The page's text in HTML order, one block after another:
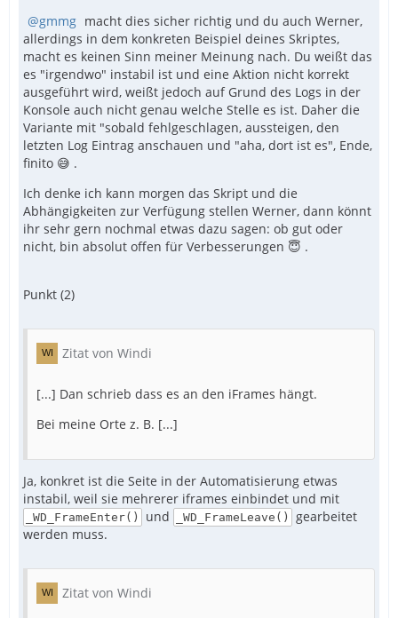
gmmg macht dies sicher richtig und du auch Werner,
allerdings in dem konkreten Beispiel deines Skriptes,
macht es keinen Sinn meiner Meinung nach. Du weißt das
es "irgendwo" instabil ist und eine Aktion nicht korrekt
ausgeführt wird, weißt jedoch auf Grund des Logs in der
Konsole auch nicht genau welche Stelle es ist. Daher die
Variante mit "sobald fehlgeschlagen, aussteigen, den
letzten Log Eintrag anschauen und "aha, dort ist es", Ende,
finito 😅 .
Ich denke ich kann morgen das Skript und die
Abhängigkeiten zur Verfügung stellen Werner, dann könnt
ihr sehr gern nochmal etwas dazu sagen: ob gut oder
nicht, bin absolut offen für Verbesserungen 😇 .
Punkt (2)
Zitat von Windi
[...] Dan schrieb dass es an den iFrames hängt.
Bei meine Orte z. B. [...]
Ja, konkret ist die Seite in der Automatisierung etwas
instabil, weil sie mehrerer iframes einbindet und mit
_WD_FrameEnter() und _WD_FrameLeave()
gearbeitet
werden muss.
Zitat von Windi